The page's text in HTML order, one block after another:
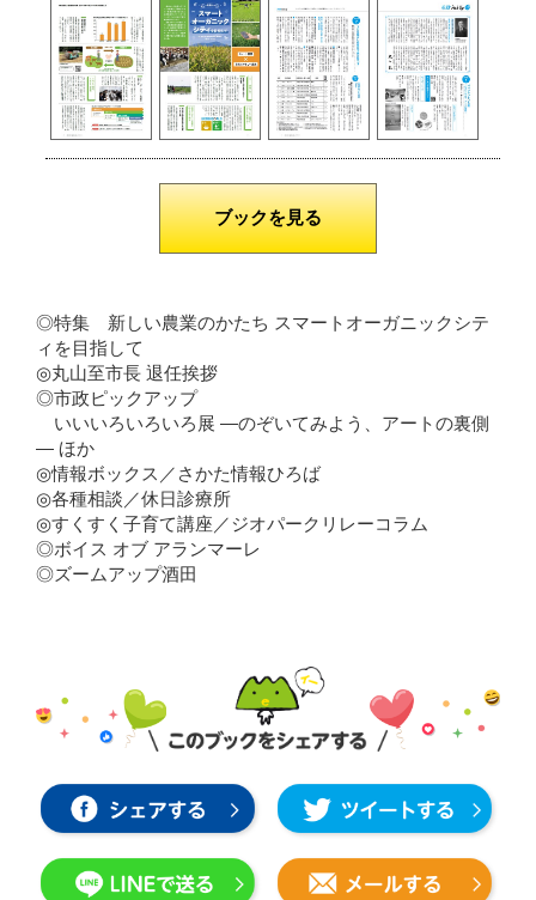
ブックを見る
◎特集 新しい農業のかたち スマートオーガニックシテ
ィを目指して
◎丸山至市長 退任挨拶
◎市政ピックアップ
いいいろいろいろ展 ―のぞいてみよう、アートの裏側
― ほか
◎情報ボックス／さかた情報ひろば
◎各種相談／休日診療所
◎すくすく子育て講座／ジオパークリレーコラム
◎ボイス オブ アランマーレ
◎ズームアップ酒田
リンク集